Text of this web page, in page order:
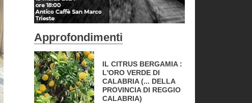
Approfondimenti
IL CITRUS BERGAMIA :
L'ORO VERDE DI
CALABRIA (... DELLA
PROVINCIA DI REGGIO
CALABRIA)